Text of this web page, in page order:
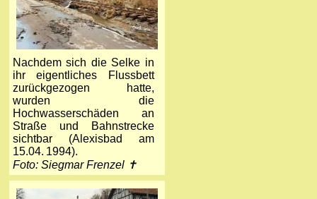
Nachdem sich die Selke in
ihr eigentliches Flussbett
zurückgezogen hatte,
wurden die
Hochwasserschäden an
Straße und Bahnstrecke
sichtbar (Alexisbad am
15.04. 1994).
Foto: Siegmar Frenzel ✝